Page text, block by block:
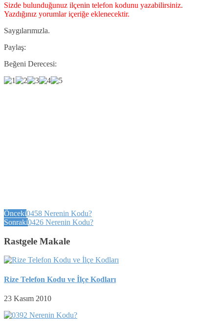
Sizde bulunduğunuz ilçenin telefon kodunu yazabilirsiniz.
Yazdığınız yorumlar içeriğe eklenecektir.
Saygılarımızla.
Paylaş:
Beğeni Derecesi:
Önceki0458 Nerenin Kodu?
Sonraki0426 Nerenin Kodu?
Rastgele Makale
Rize Telefon Kodu ve İlçe Kodları
23 Kasım 2010